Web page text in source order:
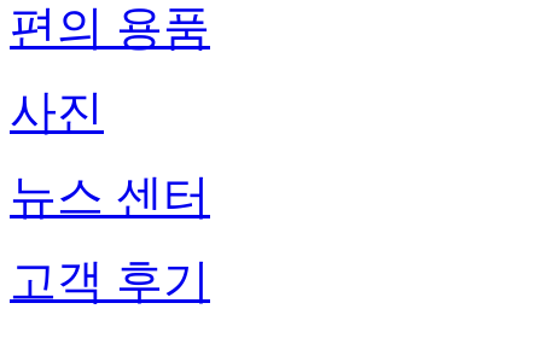
편의 용품
사진
뉴스 센터
고객 후기